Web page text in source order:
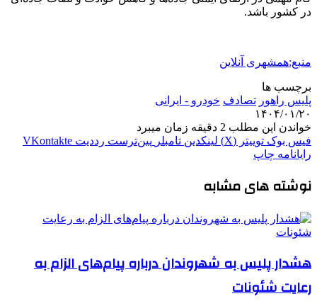
در کشور باشد.
منبع:همشهری آنلاین
برچسب ها
پليس راهور تصادف خودرو - ایرانی
۱۴۰۴/۰۱/۲۰
خواندن این مطلب 2 دقیقه زمان میبرد
فیس بوک توییتر (X) لینکدین ‫تامبلر ‫پین‌ترست ‫رددیت ‫VKontakte
رایانامه چاپ
نوشته های مشابه
هشدار پلیس به شهروندان درباره پیام‌های الزام به
رعایت شئونات